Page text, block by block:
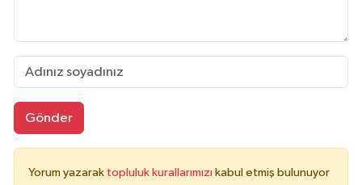
Gönder
Yorum yazarak topluluk kurallarımızı kabul etmiş bulunuyor